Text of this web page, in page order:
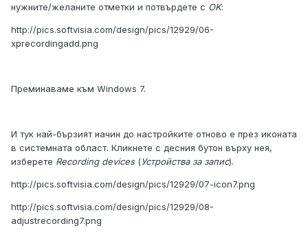
нужните/желаните отметки и потвърдете с OK:
http://pics.softvisia.com/design/pics/12929/06-
xprecordingadd.png
Преминаваме към Windows 7.
И тук най-бързият начин до настройките отново е през иконата
в системната област. Кликнете с десния бутон върху нея,
изберете Recording devices(Устройства за запис).
http://pics.softvisia.com/design/pics/12929/07-icon7.png
http://pics.softvisia.com/design/pics/12929/08-
adjustrecording7.png